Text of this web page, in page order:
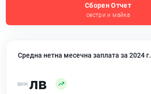
Сборен Отчет
сестри и майка
Средна нетна месечна заплата за 2024 г.
лв